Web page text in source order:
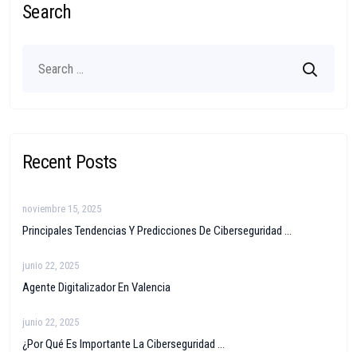
Search
Recent Posts
noviembre 15, 2025
Principales Tendencias Y Predicciones De Ciberseguridad ...
junio 22, 2025
Agente Digitalizador En Valencia
junio 22, 2025
¿Por Qué Es Importante La Ciberseguridad ...